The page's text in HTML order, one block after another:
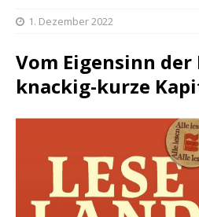
1. Dezember 2022
Vom Eigensinn
knackig-kurze